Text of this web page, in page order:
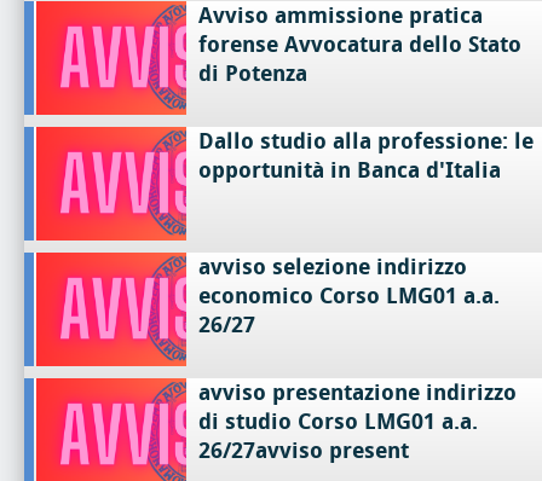
Avviso ammissione pratica
forense Avvocatura dello Stato
di Potenza
Dallo studio alla professione: le
opportunità in Banca d'Italia
avviso selezione indirizzo
economico Corso LMG01 a.a.
26/27
avviso presentazione indirizzo
di studio Corso LMG01 a.a.
26/27avviso present